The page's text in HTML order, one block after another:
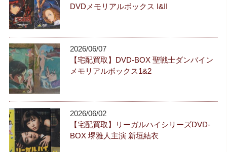
DVDメモリアルボックス I&II
2026/06/07
【宅配買取】DVD-BOX 聖戦士ダンバイン
メモリアルボックス1&2
2026/06/02
【宅配買取】リーガルハイシリーズDVD-
BOX 堺雅人主演 新垣結衣